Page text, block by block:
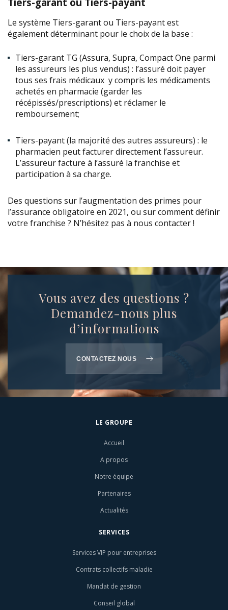
Le système Tiers-garant ou Tiers-payant est
également déterminant pour le choix de la base :
Tiers-garant TG (Assura, Supra, Compact One parmi
les assureurs les plus vendus) : l’assuré doit payer
tous ses frais médicaux y compris les médicaments
achetés en pharmacie (garder les
récépissés/prescriptions) et réclamer le
remboursement;
Tiers-payant (la majorité des autres assureurs) : le
pharmacien peut facturer directement l’assureur.
L’assureur facture à l’assuré la franchise et
participation à sa charge.
Des questions sur l’augmentation des primes pour
l’assurance obligatoire en 2021, ou sur comment définir
votre franchise ? N’hésitez pas à nous contacter !
Vous avez des questions ?
Demandez-nous plus
d’informations
CONTACTEZ NOUS
LE GROUPE
Accueil
A propos
Notre équipe
Partenaires
Actualités
SERVICES
Services VIP pour entreprises
Contrats collectifs maladie
Mandat de gestion
Conseil global